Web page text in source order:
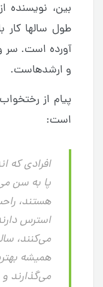
بین، نویسنده
طول سالها کار
آورده است. سر و
و ارشدهاست.
پیام از
است:
افرادی که
پا به سن
هستند،
استرس
می‌کنند،
همیشه
می‌گذارند